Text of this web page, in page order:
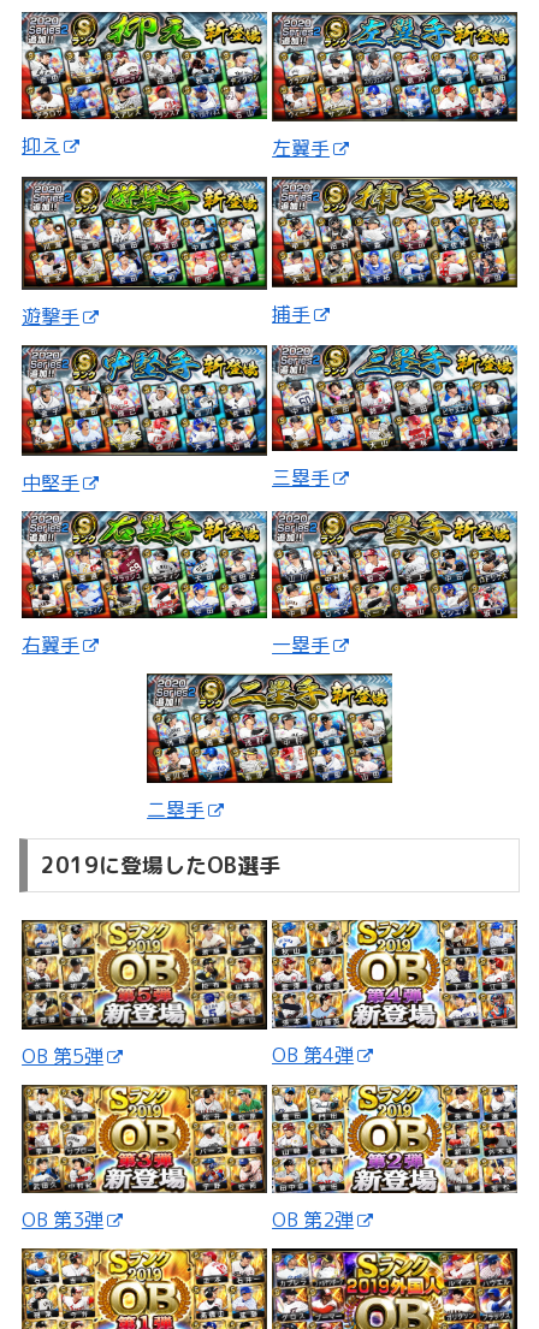
抑え 左翼手
遊撃手 捕手
中堅手 三塁手
右翼手 一塁手
二塁手
2019に登場したOB選手
OB 第5弾 OB 第4弾
OB 第3弾 OB 第2弾